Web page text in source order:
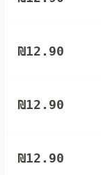
₪12.90
₪12.90
₪12.90